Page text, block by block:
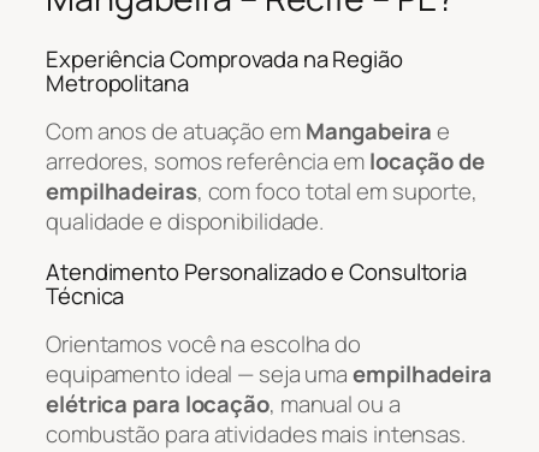
Experiência Comprovada na Região
Metropolitana
Com anos de atuação emMangabeirae
arredores, somos referência emlocação de
empilhadeiras, com foco total em suporte,
qualidade e disponibilidade.
Atendimento Personalizado e Consultoria
Técnica
Orientamos você na escolha do
equipamento ideal — seja umaempilhadeira
elétrica para locação, manual ou a
combustão para atividades mais intensas.